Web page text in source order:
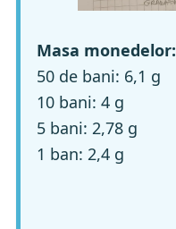
Masa monedelor:
50 de bani: 6,1 g
10 bani: 4 g
5 bani: 2,78 g
1 ban: 2,4 g